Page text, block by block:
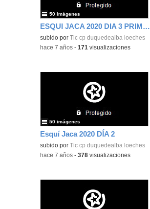
ESQUI JACA 2020 DIA 3 PRIMERA PARTE
subido porTic cp duquedealba loeches
50 imágenes
-hace 7 años -171 visualizaciones
Esquí Jaca 2020 DÍA 2
subido porTic cp duquedealba loeches
50 imágenes
-hace 7 años -378 visualizaciones